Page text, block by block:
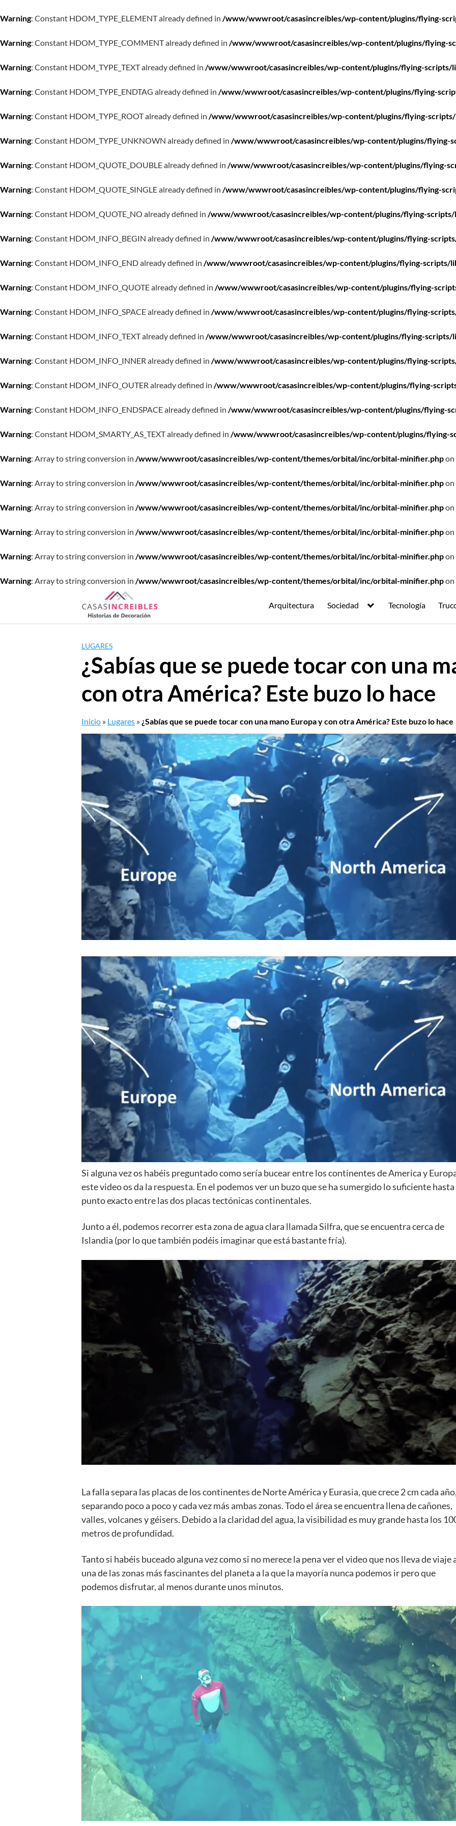
Warning: Constant HDOM_TYPE_ELEMENT already defined in /www/wwwroot/casasincreibles/wp-content/plugins/flying-
Warning: Constant HDOM_TYPE_COMMENT already defined in /www/wwwroot/casasincreibles/wp-content/plugins/flying-
Warning: Constant HDOM_TYPE_TEXT already defined in /www/wwwroot/casasincreibles/wp-content/plugins/flying-scripts/
Warning: Constant HDOM_TYPE_ENDTAG already defined in /www/wwwroot/casasincreibles/wp-content/plugins/flying-
Warning: Constant HDOM_TYPE_ROOT already defined in /www/wwwroot/casasincreibles/wp-content/plugins/flying-
Warning: Constant HDOM_TYPE_UNKNOWN already defined in /www/wwwroot/casasincreibles/wp-content/plugins/flying-
Warning: Constant HDOM_QUOTE_DOUBLE already defined in /www/wwwroot/casasincreibles/wp-content/plugins/flying-
Warning: Constant HDOM_QUOTE_SINGLE already defined in /www/wwwroot/casasincreibles/wp-content/plugins/flying-
Warning: Constant HDOM_QUOTE_NO already defined in /www/wwwroot/casasincreibles/wp-content/plugins/flying-scripts/
Warning: Constant HDOM_INFO_BEGIN already defined in /www/wwwroot/casasincreibles/wp-content/plugins/flying-
Warning: Constant HDOM_INFO_END already defined in /www/wwwroot/casasincreibles/wp-content/plugins/flying-scripts/
Warning: Constant HDOM_INFO_QUOTE already defined in /www/wwwroot/casasincreibles/wp-content/plugins/flying-
Warning: Constant HDOM_INFO_SPACE already defined in /www/wwwroot/casasincreibles/wp-content/plugins/flying-
Warning: Constant HDOM_INFO_TEXT already defined in /www/wwwroot/casasincreibles/wp-content/plugins/flying-scripts/
Warning: Constant HDOM_INFO_INNER already defined in /www/wwwroot/casasincreibles/wp-content/plugins/flying-
Warning: Constant HDOM_INFO_OUTER already defined in /www/wwwroot/casasincreibles/wp-content/plugins/flying-
Warning: Constant HDOM_INFO_ENDSPACE already defined in /www/wwwroot/casasincreibles/wp-content/plugins/flying-
Warning: Constant HDOM_SMARTY_AS_TEXT already defined in /www/wwwroot/casasincreibles/wp-content/plugins/flying-
Warning: Array to string conversion in /www/wwwroot/casasincreibles/wp-content/themes/orbital/inc/orbital-minifier.php
Warning: Array to string conversion in /www/wwwroot/casasincreibles/wp-content/themes/orbital/inc/orbital-minifier.php
Warning: Array to string conversion in /www/wwwroot/casasincreibles/wp-content/themes/orbital/inc/orbital-minifier.php
Warning: Array to string conversion in /www/wwwroot/casasincreibles/wp-content/themes/orbital/inc/orbital-minifier.php
Warning: Array to string conversion in /www/wwwroot/casasincreibles/wp-content/themes/orbital/inc/orbital-minifier.php
Warning: Array to string conversion in /www/wwwroot/casasincreibles/wp-content/themes/orbital/inc/orbital-minifier.php
Arquitectura Sociedad Tecnología
LUGARES
¿Sabías que se puede tocar con una
con otra América? Este buzo lo hace
Inicio » Lugares » ¿Sabías que se puede tocar con una mano Europa y con otra América? Este buzo lo hace
Si alguna vez os habéis preguntado como sería bucear entre los continentes de America y
este video os da la respuesta. En el podemos ver un buzo que se ha sumergido lo suficiente
punto exacto entre las dos placas tectónicas continentales.
Junto a él, podemos recorrer esta zona de agua clara llamada Silfra, que se encuentra cerca de
Islandia (por lo que también podéis imaginar que está bastante fría).
La falla separa las placas de los continentes de Norte América y Eurasia, que crece 2 cm cada
separando poco a poco y cada vez más ambas zonas. Todo el área se encuentra llena de cañones,
valles, volcanes y géisers. Debido a la claridad del agua, la visibilidad es muy grande hasta los
metros de profundidad.
Tanto si habéis buceado alguna vez como si no merece la pena ver el video que nos lleva de viaje
una de las zonas más fascinantes del planeta a la que la mayoría nunca podemos ir pero que
podemos disfrutar, al menos durante unos minutos.